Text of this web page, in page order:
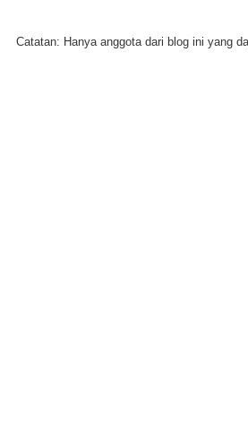
Catatan: Hanya anggota dari blog ini yang